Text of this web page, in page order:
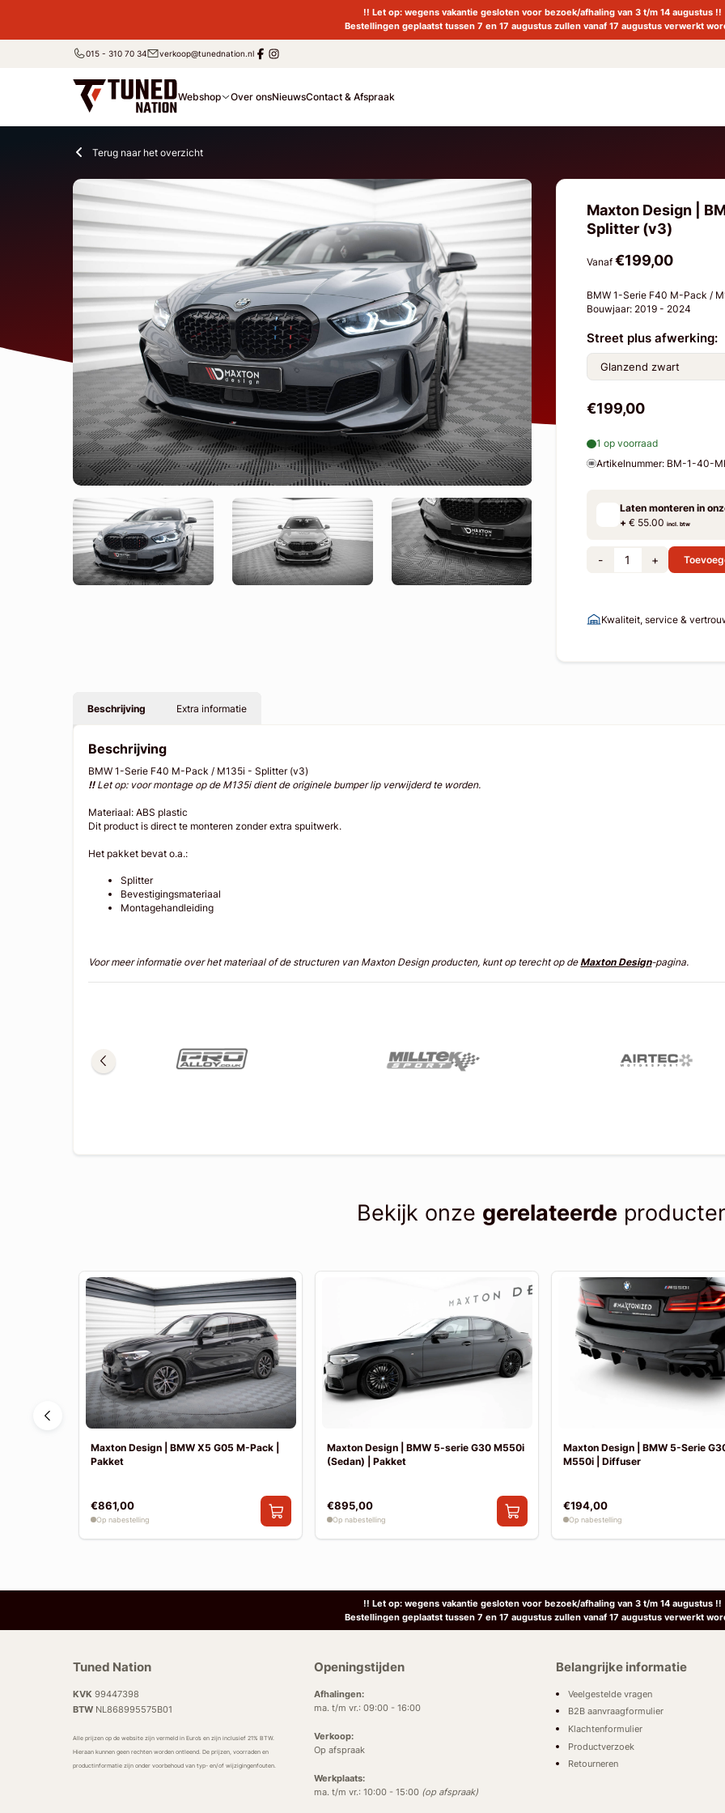
!! Let op: wegens vakantie gesloten voor bezoek/afhaling van 3 t/m 14 augustus !!
Bestellingen geplaatst tussen 7 en 17 augustus zullen vanaf 17 augustus verwerkt
015 - 310 70 34 verkoop@tunednation.nl
Webshop Over onsNieuwsContact & Afspraak
Terug naar het overzicht
Maxton Design |
Splitter (v3)
Vanaf €199,00
BMW 1-Serie F40 M-Pack /
Bouwjaar: 2019 - 2024
Street plus afwerking:
€199,00
1 op voorraad
Artikelnummer: BM-1-40-
Laten monteren in
+€ 55.00 incl. btw
- +
Kwaliteit, service &
Beschrijving Extra informatie
Beschrijving
BMW 1-Serie F40 M-Pack / M135i - Splitter (v3)
!!Let op: voor montage op de M135i dient de originele bumper lip verwijderd te worden.
Materiaal: ABS plastic
Dit product is direct te monteren zonder extra spuitwerk.
Het pakket bevat o.a.:
Splitter
Bevestigingsmateriaal
Montagehandleiding
Voor meer informatie over het materiaal of de structuren van Maxton Design producten, kunt op terecht op deMaxton Design-pagina.
Bekijk onze gerelateerde
Maxton Design | BMW X5 G05 M-Pack |
Pakket
€861,00
Op nabestelling
Maxton Design | BMW 5-serie G30 M550i
(Sedan) | Pakket
€895,00
Op nabestelling
Maxton Design | BMW 5-Serie
M550i | Diffuser
€194,00
Op nabestelling
!! Let op: wegens vakantie gesloten voor bezoek/afhaling van 3 t/m 14 augustus !!
Bestellingen geplaatst tussen 7 en 17 augustus zullen vanaf 17 augustus verwerkt
Tuned Nation
KVK 99447398
BTWNL868995575B01
Alle prijzen op de website zijn vermeld in Euro’s en zijn inclusief 21% BTW.
Hieraan kunnen geen rechten worden ontleend. De prijzen, voorraden en
productinformatie zijn onder voorbehoud van typ- en/of wijzigingenfouten.
Openingstijden
Afhalingen:
ma. t/m vr.: 09:00 - 16:00
Verkoop:
Op afspraak
Werkplaats:
ma. t/m vr.: 10:00 - 15:00 (op afspraak)
Belangrijke informatie
Veelgestelde vragen
B2B aanvraagformulier
Klachtenformulier
Productverzoek
Retourneren